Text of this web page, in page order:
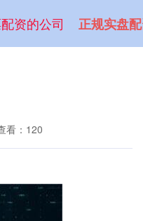
资的公司 正规实盘
看：120